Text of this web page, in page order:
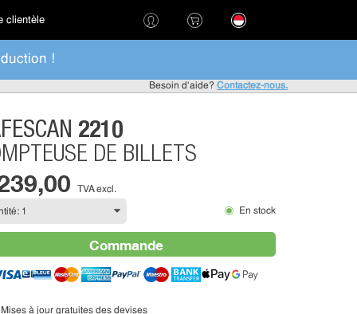
clientèle
!
Besoin d'aide? Contactez-nous.
2210
DE BILLETS
TVA excl.
En stock
Commande
Mises à jour gratuites des devises